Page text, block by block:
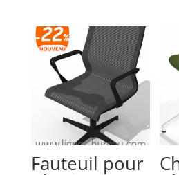
Fauteuil pour